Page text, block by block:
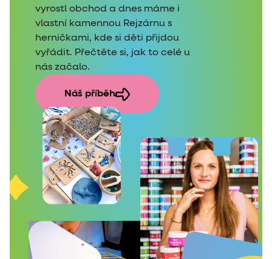
vyrostl obchod a dnes máme i
vlastní kamennou Rejzárnu s
herničkami, kde si děti přijdou
vyřádit. Přečtěte si, jak to celé u
nás začalo.
Náš příběh